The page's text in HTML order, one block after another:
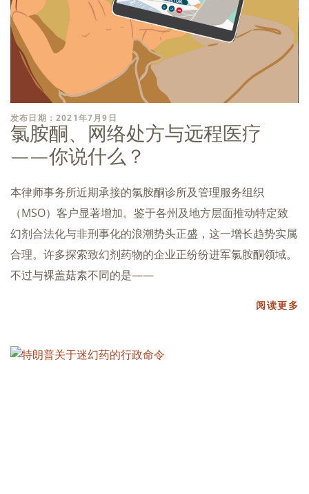
发布日期：2021年7月9日
氯胺酮、网络处方与远程医疗
——你说什么？
本律师事务所近期承接的氯胺酮诊所及管理服务组织
（MSO）客户显著增加。鉴于各州及地方层面推动特定致
幻剂合法化与非刑事化的浪潮势头正盛，这一增长趋势实属
合理。许多探索致幻剂药物的企业正纷纷进军氯胺酮领域。
不过与裸盖菇素不同的是——
阅读更多